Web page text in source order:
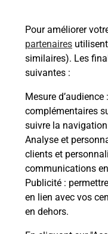
Pour améliorer
partenaires
similaires). Les
suivantes :
Mesure d’audience
complémentaires
suivre la
Analyse et
clients et
communications
Publicité :
en lien avec vos
en dehors.
Malin !
La Poste
en ligne
Ouvert
En savoir plus